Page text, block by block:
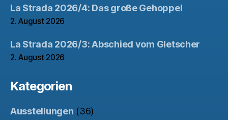
La Strada 2026/4: Das große Gehoppel
2. August 2026
La Strada 2026/3: Abschied vom Gletscher
2. August 2026
Kategorien
Ausstellungen (36)